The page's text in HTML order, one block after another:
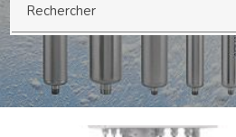
Rechercher